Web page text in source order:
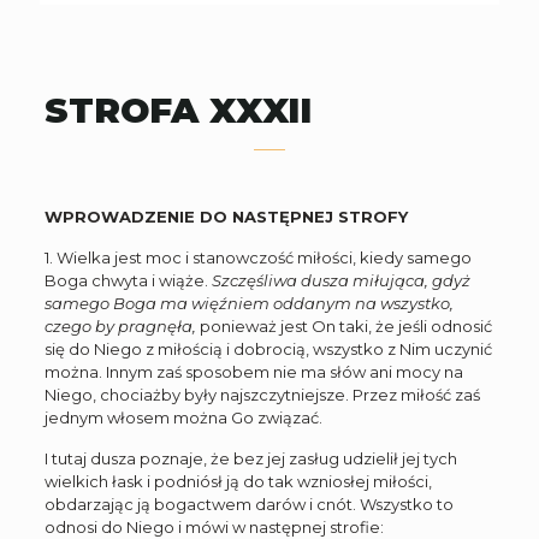
STROFA XXXII
WPROWADZENIE DO NASTĘPNEJ STROFY
1. Wielka jest moc i stanowczość miłości, kiedy samego
Boga chwyta i wiąże. Szczęśliwa dusza miłująca, gdyż
samego Boga ma więźniem oddanym na wszystko,
czego by pragnęła, ponieważ jest On taki, że jeśli odnosić
się do Niego z miłością i dobrocią, wszystko z Nim uczynić
można. Innym zaś sposobem nie ma słów ani mocy na
Niego, chociażby były najszczytniejsze. Przez miłość zaś
jednym włosem można Go związać.
I tutaj dusza poznaje, że bez jej zasług udzielił jej tych
wielkich łask i podniósł ją do tak wzniosłej miłości,
obdarzając ją bogactwem darów i cnót. Wszystko to
odnosi do Niego i mówi w następnej strofie: